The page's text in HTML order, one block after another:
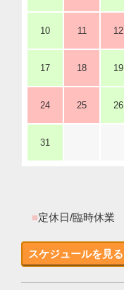
10 11 12
17 18 19
24 25 26
31
■定休日/臨時休業
スケジュールを見る